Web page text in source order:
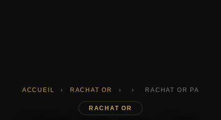
ACCUEIL › RACHAT OR › › RACHAT OR PAR
RACHAT OR